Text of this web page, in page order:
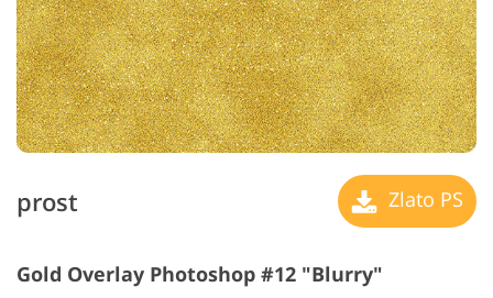
prost Zlato PS
Gold Overlay Photoshop #12 "Blurry"